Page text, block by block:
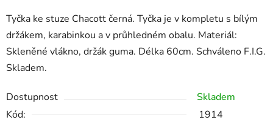
Tyčka ke stuze Chacott černá. Tyčka je v kompletu s bílým
držákem, karabinkou a v průhledném obalu. Materiál:
Skleněné vlákno, držák guma. Délka 60cm. Schváleno F.I.G.
Skladem.
Dostupnost
Skladem
Kód:
1914